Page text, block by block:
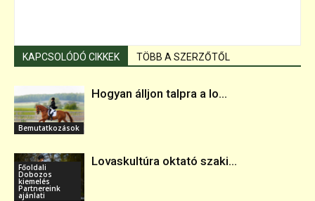
KAPCSOLÓDÓ CIKKEK TÖBB A SZERZŐTŐL
Bemutatkozások
Hogyan álljon talpra a lo...
Főoldali
Dobozos
kiemelés
Partnereink
ajánlati
Lovaskultúra oktató szaki...